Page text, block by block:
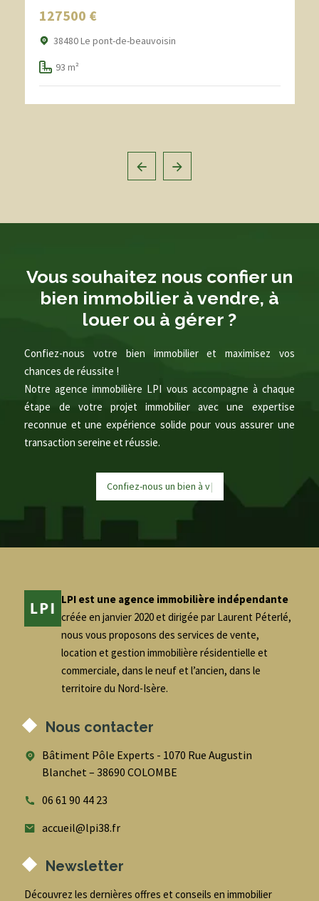
127500 €
38480 Le pont-de-beauvoisin
93 m²
Vous souhaitez nous confier un
bien immobilier à vendre, à
louer ou à gérer ?
Confiez-nous votre bien immobilier et maximisez vos
chances de réussite !
Notre agence immobilière LPI vous accompagne à chaque
étape de votre projet immobilier avec une expertise
reconnue et une expérience solide pour vous assurer une
transaction sereine et réussie.
Confiez-nous un bien àv e nd
LPI est une agence immobilière indépendante
créée en janvier 2020 et dirigée par Laurent Péterlé,
nous vous proposons des services de vente,
location et gestion immobilière résidentielle et
commerciale, dans le neuf et l’ancien, dans le
territoire du Nord-Isère.
Nous contacter
Bâtiment Pôle Experts - 1070 Rue Augustin
Blanchet – 38690 COLOMBE
06 61 90 44 23
accueil@lpi38.fr
Newsletter
Découvrez les dernières offres et conseils en immobilier